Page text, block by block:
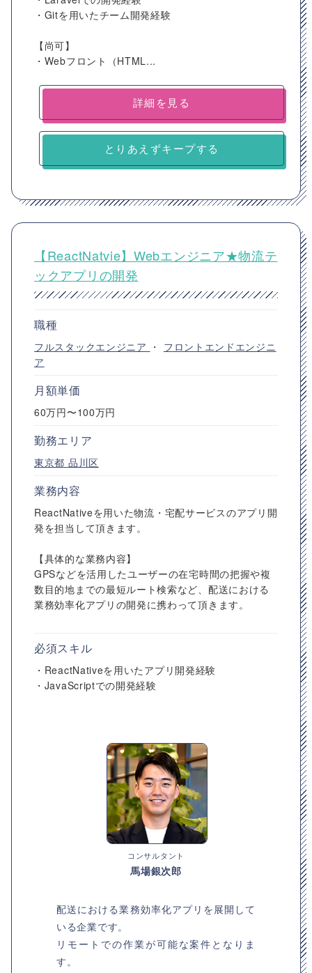
・Gitを用いたチーム開発経験
【尚可】
・Webフロント（HTML...
詳細を見る
とりあえずキープする
【ReactNatvie】Webエンジニア★物流テ
ックアプリの開発
職種
フルスタックエンジニア ・ フロントエンドエンジニ
ア
月額単価
60万円〜100万円
勤務エリア
東京都 品川区
業務内容
ReactNativeを用いた物流・宅配サービスのアプリ開
発を担当して頂きます。
【具体的な業務内容】
GPSなどを活用したユーザーの在宅時間の把握や複
数目的地までの最短ルート検索など、配送における
業務効率化アプリの開発に携わって頂きます。
必須スキル
・ReactNativeを用いたアプリ開発経験
・JavaScriptでの開発経験
コンサルタント
馬場銀次郎
配送における業務効率化アプリを展開して
いる企業です。
リモートでの作業が可能な案件となりま
す。